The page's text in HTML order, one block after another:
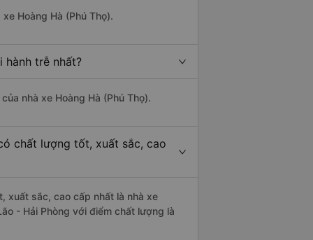
Hoàng Hà (Phú Thọ).
hành trễ nhất?
nhà xe Hoàng Hà (Phú Thọ).
chất lượng tốt, xuất sắc, cao
xuất sắc, cao cấp nhất là nhà xe
- Hải Phòng với điểm chất lượng là